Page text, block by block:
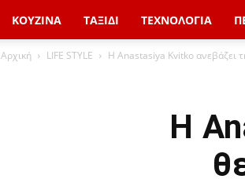
ΚΟΥΖΙΝΑ ΤΑΞΙΔΙ ΤΕΧΝΟΛΟΓΙΑ
Αρχική LIFE STYLE Η Anastasiya Kvitko ανεβάζει
Η